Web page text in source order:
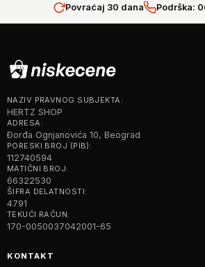
Povraćaj 30 dana
Podrška:
NAZIV PRAVNOG SUBJEKTA:
HERTZ SHOP
ADRESA:
Đorđa Ognjanovića 10, Beograd
PORESKI BROJ (PIB):
112740594
MATIČNI BROJ:
66322530
ŠIFRA DELATNOSTI:
4791
TEKUĆI RAČUN:
170-0050037042001-65
KONTAKT